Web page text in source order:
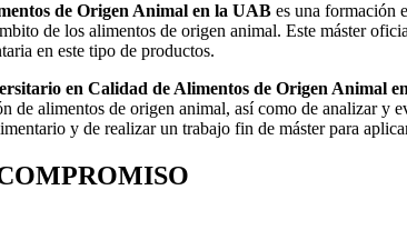
de Origen Animal en la UAB es una formación
de los alimentos de origen animal. Este máster
en este tipo de productos.
en Calidad de Alimentos de Origen Animal
de alimentos de origen animal, así como de analizar y
y de realizar un trabajo fin de máster para